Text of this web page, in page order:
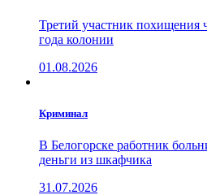
Третий участник похищения
года колонии
01.08.2026
Криминал
В Белогорске работник
деньги из шкафчика
31.07.2026